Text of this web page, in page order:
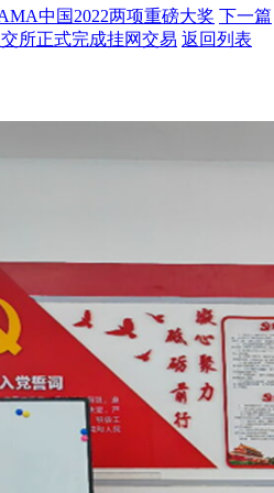
中国2022两项重磅大奖 下一篇
所正式完成挂网交易 返回列表